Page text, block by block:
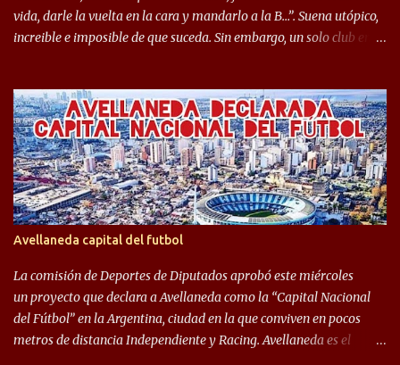
vida, darle la vuelta en la cara y mandarlo a la B…”. Suena utópico,
increible e imposible de que suceda. Sin embargo, un solo club en el
campeonato del '83 año consagratorio para el Rojo y, por el otro, el
haber mandado al descenso a su eterno rival. 22 de diciembre de
1983 es una fecha que pocos hinchas de Independiente pueden
dejar en el olvido. Es que ese día, el "Rojo" derrotó a Racing por 2 a
0, se consagró campeón y, además, mandó al descenso a su eterno
rival. El clásico de Avellaneda marcó el epílogo del campeonato,
algo totalmente inusual para estas épocas, donde la violencia no
permite encuentros de riesgo sobre el final de los torneos. En la
década del ochenta y con una democracia flo...
Avellaneda capital del futbol
La comisión de Deportes de Diputados aprobó este miércoles
un proyecto que declara a Avellaneda como la “Capital Nacional
del Fútbol” en la Argentina, ciudad en la que conviven en pocos
metros de distancia Independiente y Racing. Avellaneda es el